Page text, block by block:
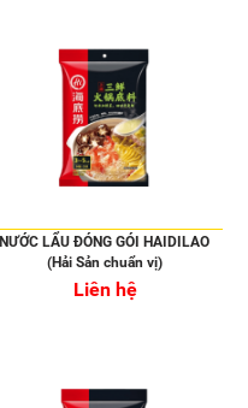
NƯỚC LẨU ĐÓNG GÓI HAIDILAO
(Hải Sản chuẩn vị)
Liên hệ